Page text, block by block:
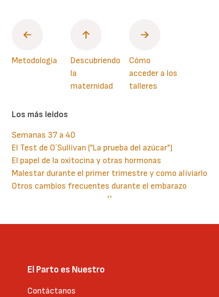
Metodología
Descubriendo
la
maternidad
Cómo
acceder a los
talleres
Los más leidos
Semanas 37 a 40
El Test de O´Sullivan ("La prueba del azúcar")
El papel de la oxitocina y otras hormonas
Malestar durante el primer trimestre y como aliviarlo
Otros cambios frecuentes durante el embarazo
Siguiente
››
El Parto es Nuestro
Contáctanos